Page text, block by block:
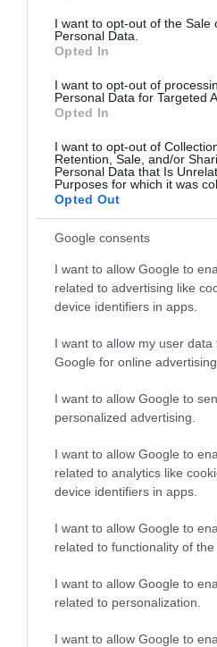
consent section.
I want to opt-out of the Sale
Personal Data.
Opted In
I want to opt-out of
Personal Data for Targeted
Opted In
I want to opt-out of
Retention, Sale, and/or
Personal Data that Is
Purposes for which it was
Opted Out
Google consents
I want to allow Google to
related to advertising like
device identifiers in apps.
I want to allow my user data
Google for online
I want to allow Google to
personalized advertising.
I want to allow Google to
related to analytics like
device identifiers in apps.
I want to allow Google to
related to functionality of the
I want to allow Google to
related to personalization.
I want to allow Google to
Az államtitkár azt
költségvetési helyzetben
csökkenteni a kulturális
ez be fog következni.
nyári programok,
napokban 487 millió
Kitért arra, hogy a
jogalkotásban. Ennek
hogy a
bíróságon, hogy a
működő Millenáris Kft.
három magánszemély
címén, holott - tette
környezetvédelemről
szerinti zajszintnek
koncerteket rendeznek a
"Támogatom a
szerint többféleképpen
jogszabály módosítását,
precedenst teremthet
ellehetetleníti az élő